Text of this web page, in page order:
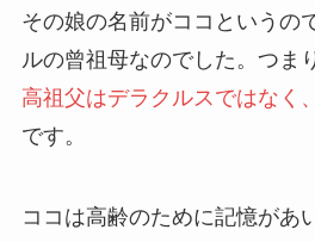
その娘の名前がココというの
ルの曾祖母なのでした。つま
高祖父はデラクルスではなく
です。
ココは高齢のために記憶があ